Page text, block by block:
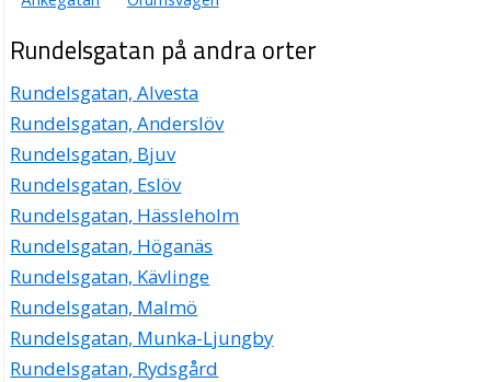
Rundelsgatan på andra orter
Rundelsgatan, Alvesta
Rundelsgatan, Anderslöv
Rundelsgatan, Bjuv
Rundelsgatan, Eslöv
Rundelsgatan, Hässleholm
Rundelsgatan, Höganäs
Rundelsgatan, Kävlinge
Rundelsgatan, Malmö
Rundelsgatan, Munka-Ljungby
Rundelsgatan, Rydsgård